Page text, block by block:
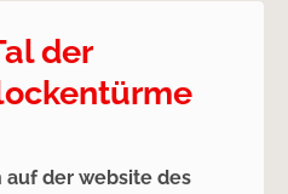
der
der website des